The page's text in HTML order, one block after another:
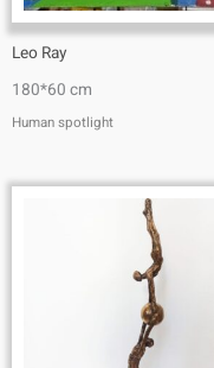
Leo Ray
180*60 cm
Human spotlight